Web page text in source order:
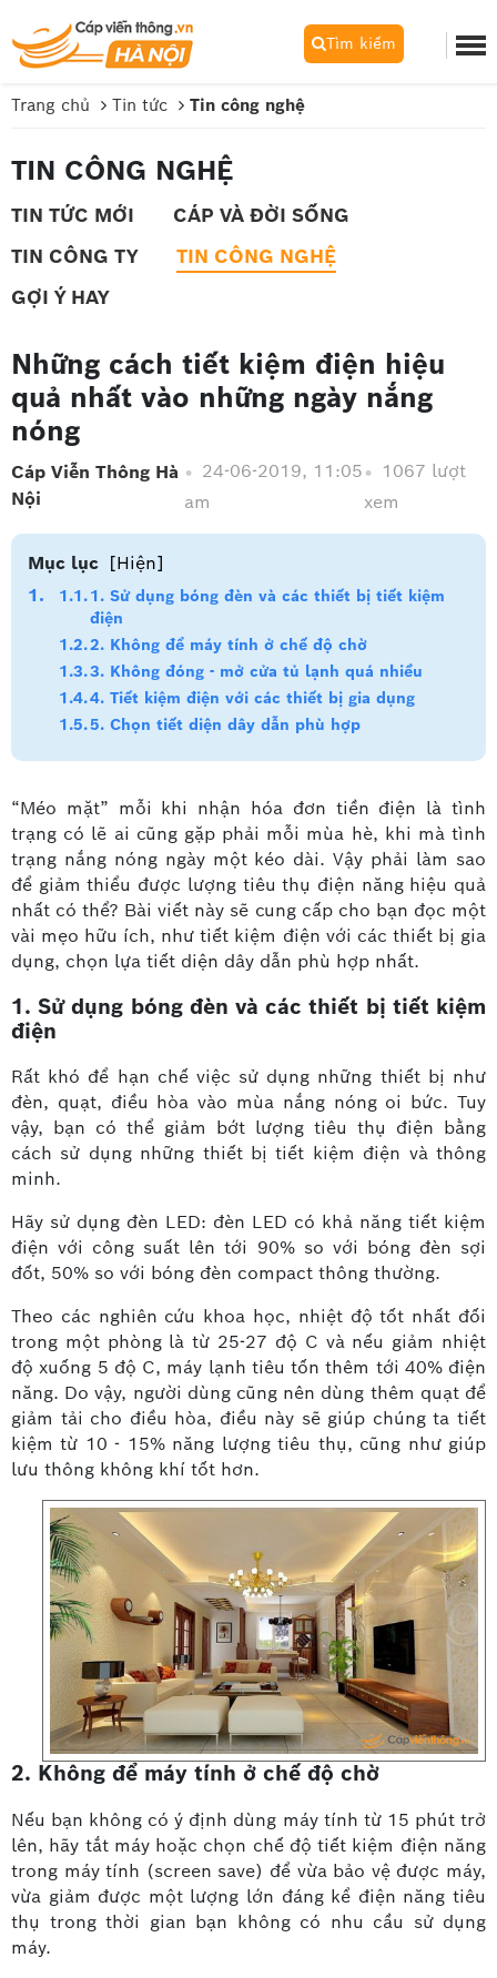
Tìm kiếm
Trang chủ Tin tức Tin công nghệ
TIN CÔNG NGHỆ
TIN TỨC MỚI
CÁP VÀ ĐỜI SỐNG
TIN CÔNG TY
TIN CÔNG NGHỆ
GỢI Ý HAY
Những cách tiết kiệm điện hiệu
quả nhất vào những ngày nắng
nóng
Cáp Viễn Thông Hà
Nội
24-06-2019, 11:05
am
1067 lượt
xem
Mục lục [Hiện]
1. Sử dụng bóng đèn và các thiết bị tiết kiệm
điện
2. Không để máy tính ở chế độ chờ
3. Không đóng - mở cửa tủ lạnh quá nhiều
4. Tiết kiệm điện với các thiết bị gia dụng
5. Chọn tiết diện dây dẫn phù hợp
“Méo mặt” mỗi khi nhận hóa đơn tiền điện là tình
trạng có lẽ ai cũng gặp phải mỗi mùa hè, khi mà tình
trạng nắng nóng ngày một kéo dài. Vậy phải làm sao
để giảm thiểu được lượng tiêu thụ điện năng hiệu quả
nhất có thể? Bài viết này sẽ cung cấp cho bạn đọc một
vài mẹo hữu ích, như tiết kiệm điện với các thiết bị gia
dụng, chọn lựa tiết diện dây dẫn phù hợp nhất.
1. Sử dụng bóng đèn và các thiết bị tiết kiệm
điện
Rất khó để hạn chế việc sử dụng những thiết bị như
đèn, quạt, điều hòa vào mùa nắng nóng oi bức. Tuy
vậy, bạn có thể giảm bớt lượng tiêu thụ điện bằng
cách sử dụng những thiết bị tiết kiệm điện và thông
minh.
Hãy sử dụng đèn LED: đèn LED có khả năng tiết kiệm
điện với công suất lên tới 90% so với bóng đèn sợi
đốt, 50% so với bóng đèn compact thông thường.
Theo các nghiên cứu khoa học, nhiệt độ tốt nhất đối
trong một phòng là từ 25-27 độ C và nếu giảm nhiệt
độ xuống 5 độ C, máy lạnh tiêu tốn thêm tới 40% điện
năng. Do vậy, người dùng cũng nên dùng thêm quạt để
giảm tải cho điều hòa, điều này sẽ giúp chúng ta tiết
kiệm từ 10 - 15% năng lượng tiêu thụ, cũng như giúp
lưu thông không khí tốt hơn.
2. Không để máy tính ở chế độ chờ
Nếu bạn không có ý định dùng máy tính từ 15 phút trở
lên, hãy tắt máy hoặc chọn chế độ tiết kiệm điện năng
trong máy tính (screen save) để vừa bảo vệ được máy,
vừa giảm được một lượng lớn đáng kể điện năng tiêu
thụ trong thời gian bạn không có nhu cầu sử dụng
máy.